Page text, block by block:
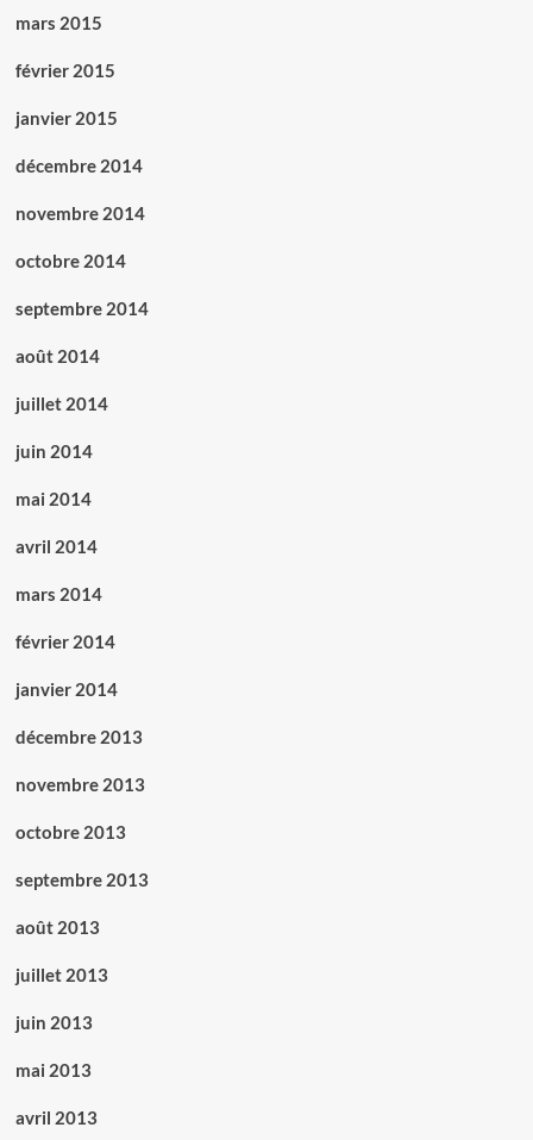
mars 2015
février 2015
janvier 2015
décembre 2014
novembre 2014
octobre 2014
septembre 2014
août 2014
juillet 2014
juin 2014
mai 2014
avril 2014
mars 2014
février 2014
janvier 2014
décembre 2013
novembre 2013
octobre 2013
septembre 2013
août 2013
juillet 2013
juin 2013
mai 2013
avril 2013